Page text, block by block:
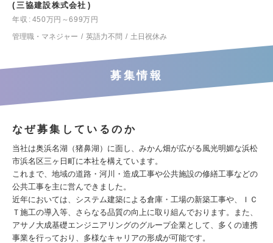
三協建設株式会社
年収
450万円～699万円
管理職・マネジャー
英語力不問 土日祝休み
募集情報
なぜ募集しているのか
当社は奥浜名湖（猪鼻湖）に面し、みかん畑が広がる風光明媚な浜松
市浜名区三ヶ日町に本社を構えています。
これまで、地域の道路・河川・造成工事や公共施設の修繕工事などの
公共工事を主に営んできました。
近年においては、システム建築による倉庫・工場の新築工事や、ＩＣ
Ｔ施工の導入等、さらなる品質の向上に取り組んでおります。また、
アサノ大成基礎エンジニアリングのグループ企業として、多くの連携
事業を行っており、多様なキャリアの形成が可能です。